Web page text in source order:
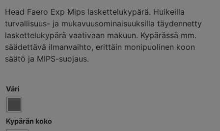
Head Faero Exp Mips laskettelukypärä. Huikeilla
turvallisuus- ja mukavuusominaisuuksilla täydennetty
laskettelukypärä vaativaan makuun. Kypärässä mm.
säädettävä ilmanvaihto, erittäin monipuolinen koon
säätö ja MIPS-suojaus.
Väri
Kypärän koko